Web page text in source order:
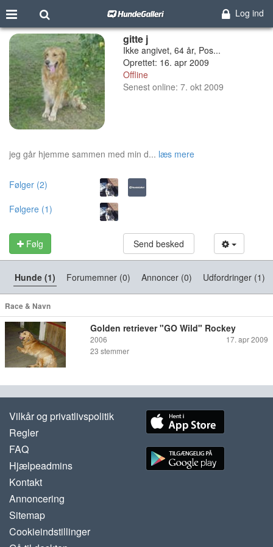
Log ind
gitte j
Ikke angivet, 64 år, Pos...
Oprettet: 16. apr 2009
Offline
Senest online: 7. okt 2009
jeg går hjemme sammen med min d... læs mere
Følger (2)
Følgere (1)
Følg Send besked
Hunde (1) Forumemner (0) Annoncer (0) Udfordringer (1)
Race & Navn
Golden retriever "GO Wild" Rockey
2006
17. apr 2009
23 stemmer
Vilkår og privatlivspolitik
Regler
FAQ
Hjælpeadmins
Kontakt
Annoncering
Sitemap
Cookieindstillinger